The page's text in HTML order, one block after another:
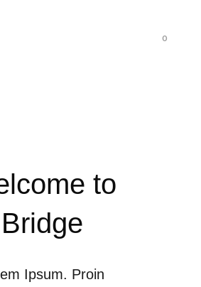
0
to
Bridge
Ipsum. Proin